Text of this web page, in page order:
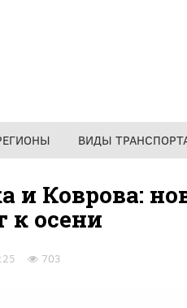
ВИДЫ
и Коврова:
к осени
703